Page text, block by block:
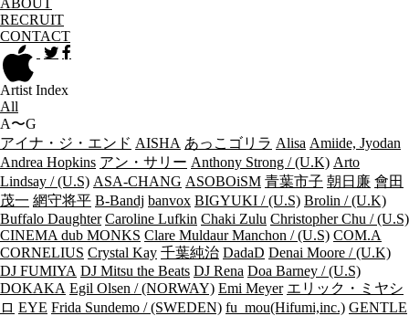
ABOUT
RECRUIT
CONTACT
Artist Index
All
A〜G
アイナ・ジ・エンド AISHA あっこゴリラ Alisa Amiide, Jyodan
Andrea Hopkins アン・サリー Anthony Strong / (U.K) Arto
Lindsay / (U.S) ASA-CHANG ASOBOiSM 青葉市子 朝日廉 會田
茂一 網守将平 B-Bandj banvox BIGYUKI / (U.S) Brolin / (U.K)
Buffalo Daughter Caroline Lufkin Chaki Zulu Christopher Chu / (U.S)
CINEMA dub MONKS Clare Muldaur Manchon / (U.S) COM.A
CORNELIUS Crystal Kay 千葉純治 DadaD Denai Moore / (U.K)
DJ FUMIYA DJ Mitsu the Beats DJ Rena Doa Barney / (U.S)
DOKAKA Egil Olsen / (NORWAY) Emi Meyer エリック・ミヤシ
ロ EYE Frida Sundemo / (SWEDEN) fu_mou(Hifumi,inc.) GENTLE